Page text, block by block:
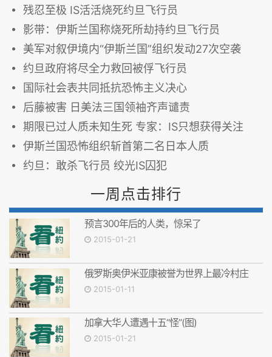
残忍至极 IS活活烧死约旦飞行员
影带：伊斯兰国称烧死所劫持约旦飞行员
美军对叙伊境内“伊斯兰国”组织发动27次空袭
约旦政府将尽全力救回被俘飞行员
国际社会表共同抵抗恐怖主义决心
后藤被害 日美法三国领袖齐声谴责
期限已过人质未知生死 专家：IS只想获得关注
伊斯兰国恐怖组织斩首第二名日本人质
约旦：敢杀飞行员 绞光IS囚犯
一周点击排行
预言300年后的人类，惊呆了
2015-01-21
俄罗斯奥伊米亚康被誉为世界上最冷村庄
2015-01-11
加拿大华人遭遇十五“怪”(图)
2015-01-21